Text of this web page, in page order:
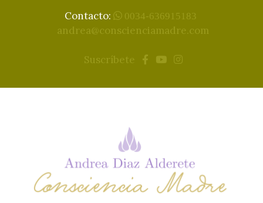
Contacto: 0034-636915183
andrea@conscienciamadre.com
Suscríbete